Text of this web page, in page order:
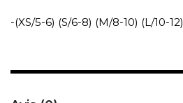
-(XS/5-6) (S/6-8) (M/8-10) (L/10-12)